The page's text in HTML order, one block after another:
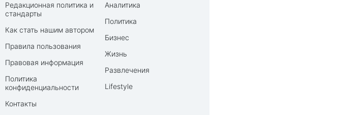
Редакционная политика и
стандарты
Как стать нашим автором
Правила пользования
Правовая информация
Политика
конфиденциальности
Контакты
Аналитика
Политика
Бизнес
Жизнь
Развлечения
Lifestyle